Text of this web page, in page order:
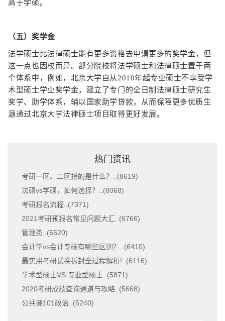
高于学硕。
（五）奖学金
法学硕士比法律硕士能有更多资格去申请更多的奖学金，但
这一点也因校而异。部分院校将法学硕士和法律硕士置于两
个体系中，例如，北京大学自从2010年起专业硕士不享受学
术型硕士学业奖学金，建立了专门的全日制法律硕士研究生
奖学、助学体系，辅以国家助学贷款，从而保障更多优质生
源通过北京大学法律硕士项目取得更好发展。
热门资讯
考研一区、二区指的是什么？..(8619)
法硕vs学硕，如何选择？..(8068)
考研报名流程..(7371)
2021考研预报名常见问题大汇..(6766)
管理类..(6520)
会计学vs会计专硕有哪些区别？..(6410)
最实用考研试卷拆封全过程解析!..(6116)
学术型硕士VS.专业型硕士..(5871)
2020考研成绩查询通道与攻略..(5668)
公共课101政治..(5240)